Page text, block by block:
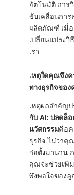
อัตโนมัติ การ
ขับเคลื่อนการ
ผลิตภัณฑ์ เมื่อ
เปลี่ยนแปลงวิ
เรา
เหตุใดคุณจึง
ทางธุรกิจขอ
เหตุผลสำคัญป
กับ AI: ปลดล็
นวัตกรรมคือค
ธุรกิจ ไม่ว่าคุ
ก่อตั้งมานาน
คุณจะช่วยเพิ่
พึงพอใจของลู